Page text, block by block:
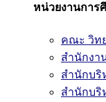
หน่วยงานการ
คณะ วิท
สำนักงา
สำนักบริ
สำนักบริ